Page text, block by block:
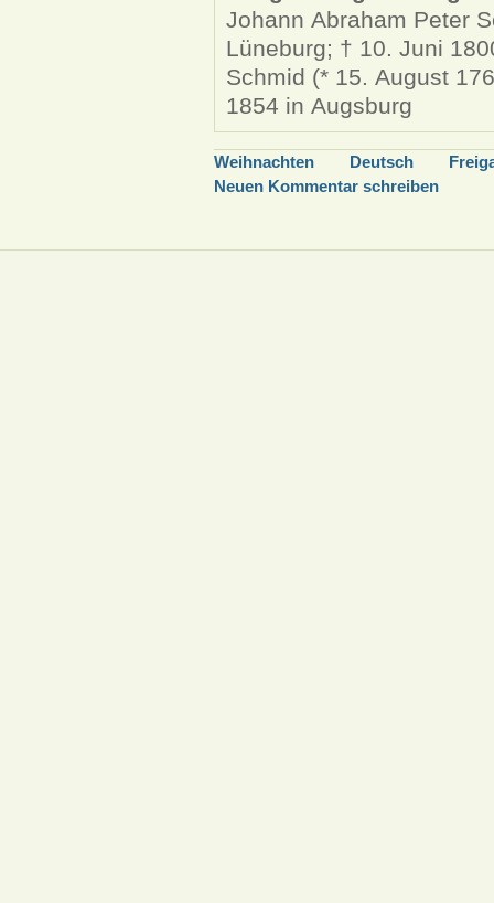
Johann Abraham Peter
Lüneburg; † 10. Juni
Schmid (* 15. August
1854 in Augsburg
Weihnachten Deutsch
Neuen Kommentar schreiben